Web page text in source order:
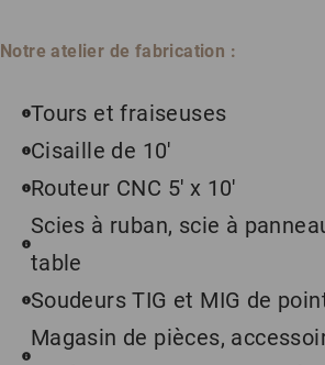
Notre atelier de fabrication :
Tours et fraiseuses
Cisaille de 10′
Routeur CNC 5′ x 10′
Scies à ruban, scie à
table
Soudeurs TIG et MIG de
Magasin de pièces,